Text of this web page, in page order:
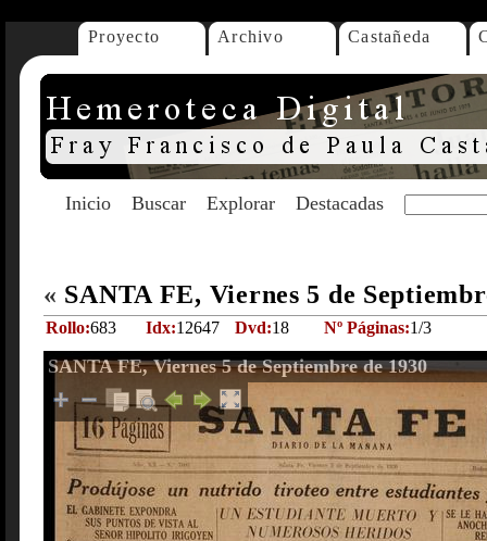
Proyecto Archivo Castañeda
Inicio Buscar Explorar Destacadas
« SANTA FE, Viernes 5 de
Rollo:683 Idx:12647 Dvd:18 Nº Páginas:1/3
SANTA FE, Viernes 5 de Septiembre de 1930